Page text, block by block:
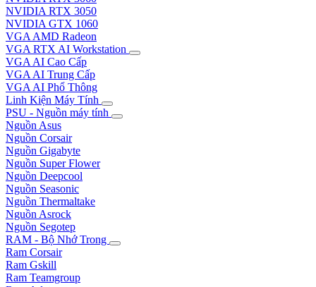
NVIDIA RTX 3050
NVIDIA GTX 1060
VGA AMD Radeon
VGA RTX AI Workstation
VGA AI Cao Cấp
VGA AI Trung Cấp
VGA AI Phổ Thông
Linh Kiện Máy Tính
PSU - Nguồn máy tính
Nguồn Asus
Nguồn Corsair
Nguồn Gigabyte
Nguồn Super Flower
Nguồn Deepcool
Nguồn Seasonic
Nguồn Thermaltake
Nguồn Asrock
Nguồn Segotep
RAM - Bộ Nhớ Trong
Ram Corsair
Ram Gskill
Ram Teamgroup